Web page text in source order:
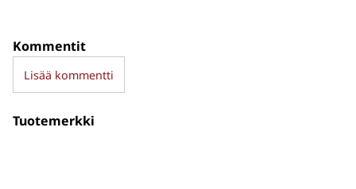
Kommentit
Lisää kommentti
Tuotemerkki